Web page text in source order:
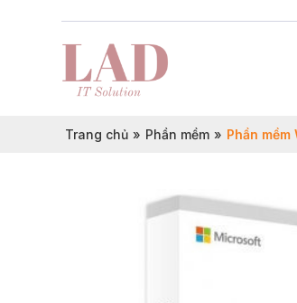
Trang chủ » Phần mềm » Phần